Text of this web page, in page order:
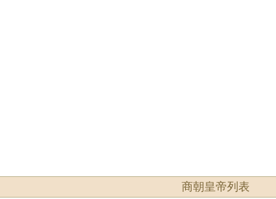
商朝皇帝列表